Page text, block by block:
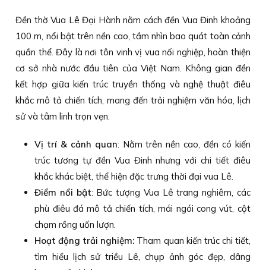
Đền thờ Vua Lê Đại Hành nằm cách đền Vua Đinh khoảng
100 m, nổi bật trên nền cao, tầm nhìn bao quát toàn cảnh
quần thể. Đây là nơi tôn vinh vị vua nối nghiệp, hoàn thiện
cơ sở nhà nước đầu tiên của Việt Nam. Không gian đền
kết hợp giữa kiến trúc truyền thống và nghệ thuật điêu
khắc mô tả chiến tích, mang đến trải nghiệm văn hóa, lịch
sử và tâm linh trọn vẹn.
Vị trí & cảnh quan: Nằm trên nền cao, đền có kiến
trúc tương tự đền Vua Đinh nhưng với chi tiết điêu
khắc khác biệt, thể hiện đặc trưng thời đại vua Lê.
Điểm nổi bật: Bức tượng Vua Lê trang nghiêm, các
phù điêu đá mô tả chiến tích, mái ngói cong vút, cột
chạm rồng uốn lượn.
Hoạt động trải nghiệm: Tham quan kiến trúc chi tiết,
tìm hiểu lịch sử triều Lê, chụp ảnh góc đẹp, dâng